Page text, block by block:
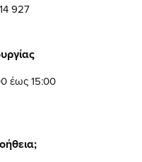
927
έως 15:00